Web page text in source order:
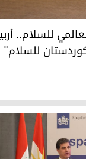
للسلام..
للسلام"